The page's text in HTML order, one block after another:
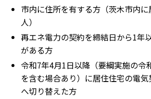
市内に住所を有する方（茨木市内
人）
再エネ電力の契約を締結日から1年
がある方
令和7年4月1日以降（要綱実施の令
を含む場合あり）に居住住宅の電
へ切り替えた方